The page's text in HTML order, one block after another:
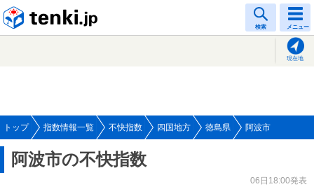
検索 メニュー
現在地
トップ 指数情報一覧 不快指数 四国地方 徳島県 阿波市
阿波市の不快指数
06日18:00発表